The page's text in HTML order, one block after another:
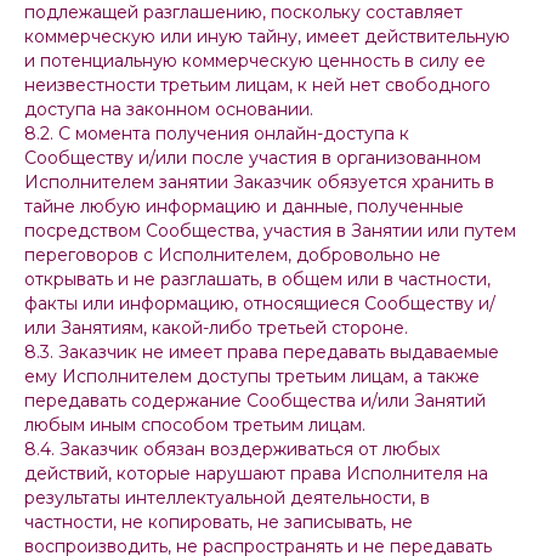
подлежащей разглашению, поскольку составляет
коммерческую или иную тайну, имеет действительную
и потенциальную коммерческую ценность в силу ее
неизвестности третьим лицам, к ней нет свободного
доступа на законном основании.
8.2. С момента получения онлайн-доступа к
Сообществу и/или после участия в организованном
Исполнителем занятии Заказчик обязуется хранить в
тайне любую информацию и данные, полученные
посредством Сообщества, участия в Занятии или путем
переговоров с Исполнителем, добровольно не
открывать и не разглашать, в общем или в частности,
факты или информацию, относящиеся Сообществу и/
или Занятиям, какой-либо третьей стороне.
8.3. Заказчик не имеет права передавать выдаваемые
ему Исполнителем доступы третьим лицам, а также
передавать содержание Сообщества и/или Занятий
любым иным способом третьим лицам.
8.4. Заказчик обязан воздерживаться от любых
действий, которые нарушают права Исполнителя на
результаты интеллектуальной деятельности, в
частности, не копировать, не записывать, не
воспроизводить, не распространять и не передавать